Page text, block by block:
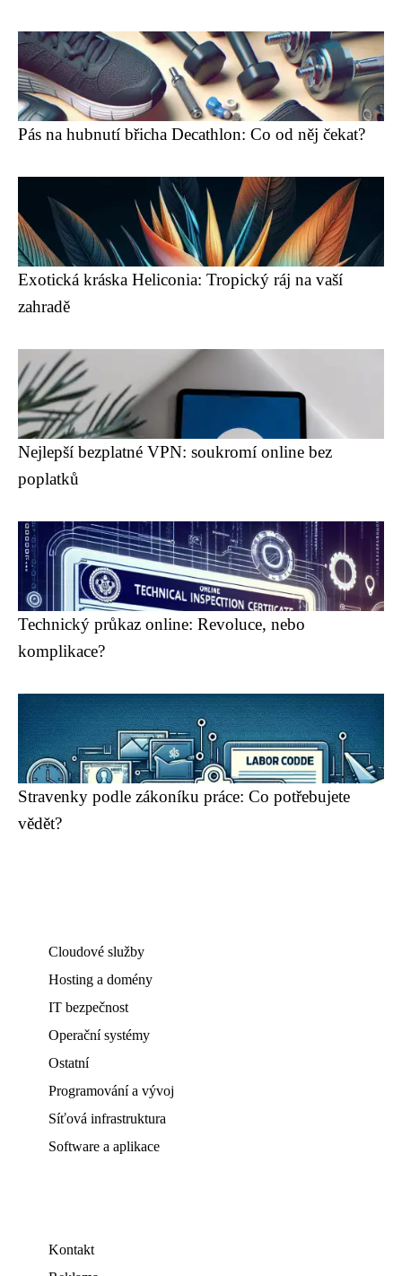
Pás na hubnutí břicha Decathlon: Co od něj čekat?
Exotická kráska Heliconia: Tropický ráj na vaší
zahradě
Nejlepší bezplatné VPN: soukromí online bez
poplatků
Technický průkaz online: Revoluce, nebo
komplikace?
Stravenky podle zákoníku práce: Co potřebujete
vědět?
Cloudové služby
Hosting a domény
IT bezpečnost
Operační systémy
Ostatní
Programování a vývoj
Síťová infrastruktura
Software a aplikace
Kontakt